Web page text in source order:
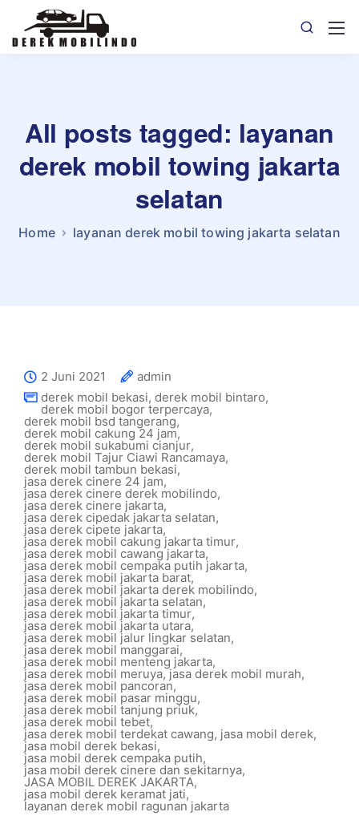
All posts tagged: layanan
derek mobil towing jakarta
selatan
Home layanan derek mobil towing jakarta selatan
2 Juni 2021
admin
derek mobil bekasi, derek mobil bintaro,
derek mobil bogor terpercaya,
derek mobil bsd tangerang,
derek mobil cakung 24 jam,
derek mobil sukabumi cianjur,
derek mobil Tajur Ciawi Rancamaya,
derek mobil tambun bekasi,
jasa derek cinere 24 jam,
jasa derek cinere derek mobilindo,
jasa derek cinere jakarta,
jasa derek cipedak jakarta selatan,
jasa derek cipete jakarta,
jasa derek mobil cakung jakarta timur,
jasa derek mobil cawang jakarta,
jasa derek mobil cempaka putih jakarta,
jasa derek mobil jakarta barat,
jasa derek mobil jakarta derek mobilindo,
jasa derek mobil jakarta selatan,
jasa derek mobil jakarta timur,
jasa derek mobil jakarta utara,
jasa derek mobil jalur lingkar selatan,
jasa derek mobil manggarai,
jasa derek mobil menteng jakarta,
jasa derek mobil meruya,jasa derek mobil murah,
jasa derek mobil pancoran,
jasa derek mobil pasar minggu,
jasa derek mobil tanjung priuk,
jasa derek mobil tebet,
jasa derek mobil terdekat cawang, jasa mobil derek,
jasa mobil derek bekasi,
jasa mobil derek cempaka putih,
jasa mobil derek cinere dan sekitarnya,
JASA MOBIL DEREK JAKARTA,
jasa mobil derek keramat jati,
layanan derek mobil ragunan jakarta